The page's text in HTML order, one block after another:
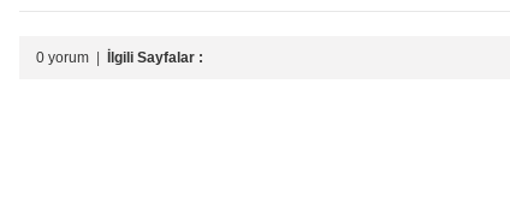
0 yorum İlgili Sayfalar :